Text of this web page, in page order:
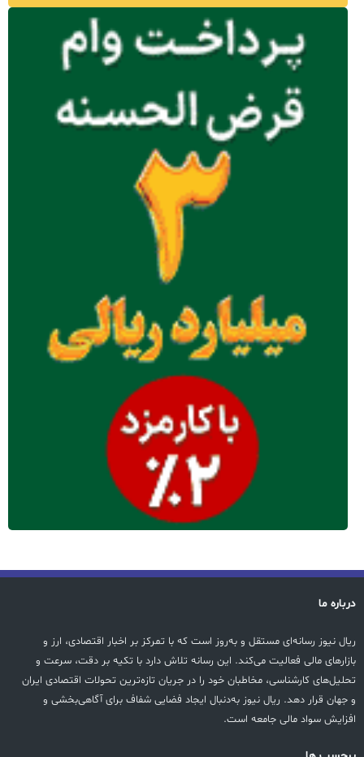
درباره ما
ریال نیوز رسانه‌ای مستقل و به‌روز است که با تمرکز بر اخبار اقتصادی، ارز و
بازارهای مالی فعالیت می‌کند. این رسانه تلاش دارد با تکیه بر دقت، سرعت و
تحلیل‌های کارشناسی، مخاطبان خود را در جریان تازه‌ترین تحولات اقتصادی ایران
و جهان قرار دهد. ریال نیوز به‌دنبال ایجاد فضایی شفاف برای آگاهی‌بخشی و
افزایش سواد مالی جامعه است.